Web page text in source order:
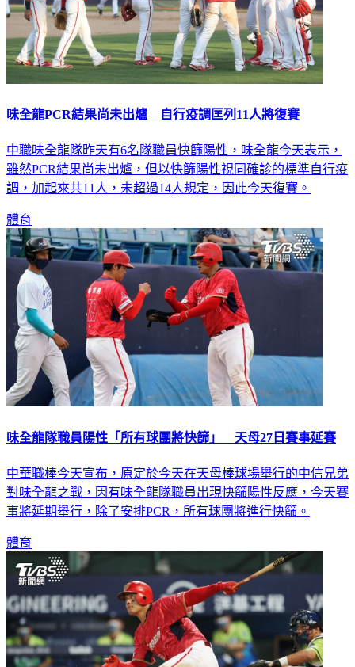
味全龍PCR結果尚未出爐 自行疫調匡列11人將復賽
中職味全龍隊昨天有6名隊職員快篩陽性，味全龍今天表示，
雖然PCR結果尚未出爐，但以快篩陽性視同確診的標準自行疫
調，加起來共11人，未超過14人規定，因此今天復賽。
體育
味全龍隊職員陽性「所有球團將快篩」 天母27日賽事延賽
中華職棒今天宣布，原定於今天在天母棒球場舉行的中信兄弟
對味全龍之戰，因有味全龍隊職員出現快篩陽性反應，今天賽
事將延期舉行，除了安排PCR，所有球團將進行快篩。
體育